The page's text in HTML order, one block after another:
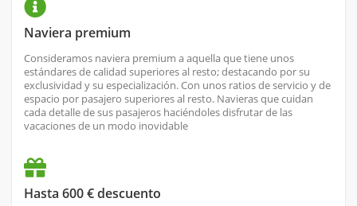
Naviera premium
Consideramos naviera premium a aquella que tiene unos
estándares de calidad superiores al resto; destacando por su
exclusividad y su especialización. Con unos ratios de servicio y de
espacio por pasajero superiores al resto. Navieras que cuidan
cada detalle de sus pasajeros haciéndoles disfrutar de las
vacaciones de un modo inovidable
Hasta 600 € descuento